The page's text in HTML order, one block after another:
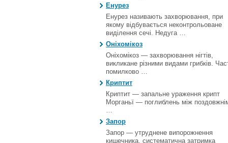
Енурез
Енурез називають захворювання, при
якому відбувається неконтрольоване
виділення сечі. Недуга …
Оніхомікоз
Оніхомікоз — захворювання нігтів,
викликане різними видами грибків.
помилково …
Криптит
Криптит — запальне ураження крипт
Морганьї — поглиблень між
…
Запор
Запор — утруднене випорожнення
кишечника, систематична затримка